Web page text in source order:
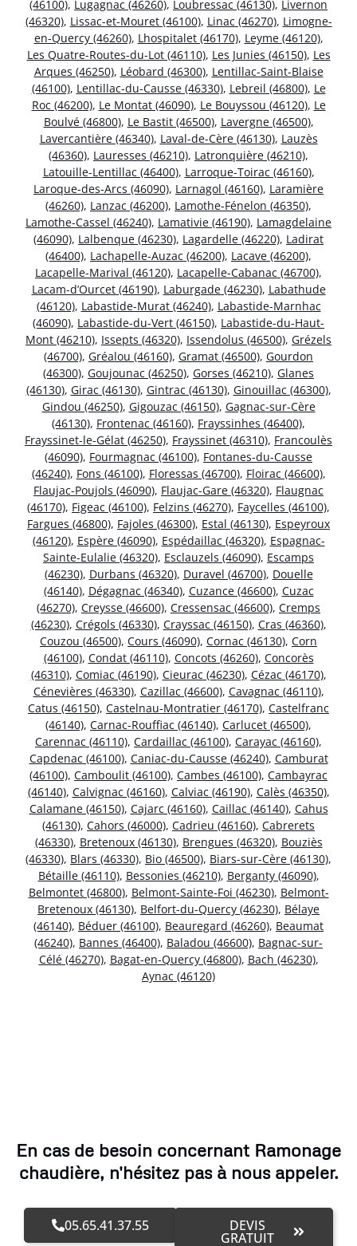
(46100), Lugagnac (46260), Loubressac (46130), Livernon
(46320), Lissac-et-Mouret (46100), Linac (46270), Limogne-
en-Quercy (46260), Lhospitalet (46170), Leyme (46120),
Les Quatre-Routes-du-Lot (46110), Les Junies (46150), Les
Arques (46250), Léobard (46300), Lentillac-Saint-Blaise
(46100), Lentillac-du-Causse (46330), Lebreil (46800), Le
Roc (46200), Le Montat (46090), Le Bouyssou (46120), Le
Boulvé (46800), Le Bastit (46500), Lavergne (46500),
Lavercantière (46340), Laval-de-Cère (46130), Lauzès
(46360), Lauresses (46210), Latronquière (46210),
Latouille-Lentillac (46400), Larroque-Toirac (46160),
Laroque-des-Arcs (46090), Larnagol (46160), Laramière
(46260), Lanzac (46200), Lamothe-Fénelon (46350),
Lamothe-Cassel (46240), Lamativie (46190), Lamagdelaine
(46090), Lalbenque (46230), Lagardelle (46220), Ladirat
(46400), Lachapelle-Auzac (46200), Lacave (46200),
Lacapelle-Marival (46120), Lacapelle-Cabanac (46700),
Lacam-d’Ourcet (46190), Laburgade (46230), Labathude
(46120), Labastide-Murat (46240), Labastide-Marnhac
(46090), Labastide-du-Vert (46150), Labastide-du-Haut-
Mont (46210), Issepts (46320), Issendolus (46500), Grézels
(46700), Gréalou (46160), Gramat (46500), Gourdon
(46300), Goujounac (46250), Gorses (46210), Glanes
(46130), Girac (46130), Gintrac (46130), Ginouillac (46300),
Gindou (46250), Gigouzac (46150), Gagnac-sur-Cère
(46130), Frontenac (46160), Frayssinhes (46400),
Frayssinet-le-Gélat (46250), Frayssinet (46310), Francoulès
(46090), Fourmagnac (46100), Fontanes-du-Causse
(46240), Fons (46100), Floressas (46700), Floirac (46600),
Flaujac-Poujols (46090), Flaujac-Gare (46320), Flaugnac
(46170), Figeac (46100), Felzins (46270), Faycelles (46100),
Fargues (46800), Fajoles (46300), Estal (46130), Espeyroux
(46120), Espère (46090), Espédaillac (46320), Espagnac-
Sainte-Eulalie (46320), Esclauzels (46090), Escamps
(46230), Durbans (46320), Duravel (46700), Douelle
(46140), Dégagnac (46340), Cuzance (46600), Cuzac
(46270), Creysse (46600), Cressensac (46600), Cremps
(46230), Crégols (46330), Crayssac (46150), Cras (46360),
Couzou (46500), Cours (46090), Cornac (46130), Corn
(46100), Condat (46110), Concots (46260), Concorès
(46310), Comiac (46190), Cieurac (46230), Cézac (46170),
Cénevières (46330), Cazillac (46600), Cavagnac (46110),
Catus (46150), Castelnau-Montratier (46170), Castelfranc
(46140), Carnac-Rouffiac (46140), Carlucet (46500),
Carennac (46110), Cardaillac (46100), Carayac (46160),
Capdenac (46100), Caniac-du-Causse (46240), Camburat
(46100), Camboulit (46100), Cambes (46100), Cambayrac
(46140), Calvignac (46160), Calviac (46190), Calès (46350),
Calamane (46150), Cajarc (46160), Caillac (46140), Cahus
(46130), Cahors (46000), Cadrieu (46160), Cabrerets
(46330), Bretenoux (46130), Brengues (46320), Bouziès
(46330), Blars (46330), Bio (46500), Biars-sur-Cère (46130),
Bétaille (46110), Bessonies (46210), Berganty (46090),
Belmontet (46800), Belmont-Sainte-Foi (46230), Belmont-
Bretenoux (46130), Belfort-du-Quercy (46230), Bélaye
(46140), Béduer (46100), Beauregard (46260), Beaumat
(46240), Bannes (46400), Baladou (46600), Bagnac-sur-
Célé (46270), Bagat-en-Quercy (46800), Bach (46230),
Aynac (46120)
En cas de besoin concernant Ramonage
chaudière, n'hésitez pas à nous appeler.
05.65.41.37.55 DEVIS
GRATUIT